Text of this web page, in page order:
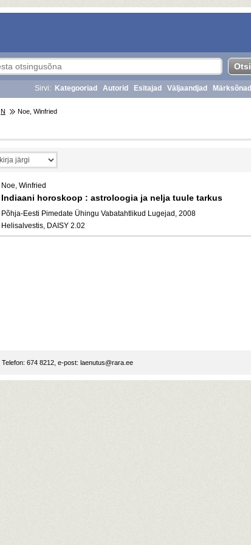
Sirvi: Kategooriad Autorid Esitajad Väljaandjad Märksõnad
N Noe, Winfried
Noe, Winfried
Indiaani horoskoop : astroloogia ja nelja tuule tarkus
Põhja-Eesti Pimedate Ühingu Vabatahtlikud Lugejad, 2008
Helisalvestis, DAISY 2.02
Telefon: 674 8212, e-post: laenutus@rara.ee